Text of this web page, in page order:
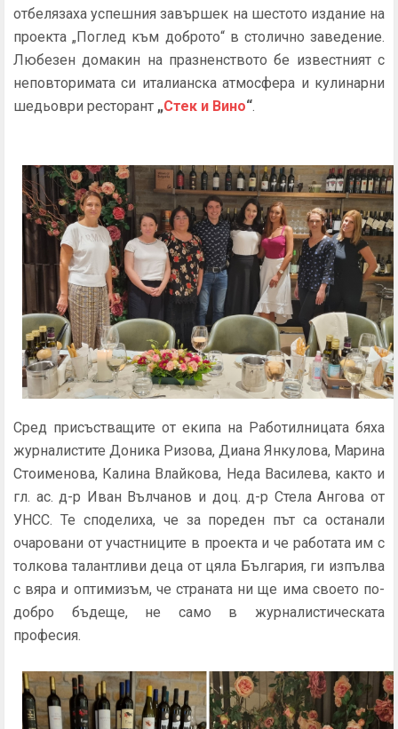
отбелязаха успешния завършек на шестото издание на
проекта„Поглед към доброто“в столично заведение.
Любезен домакин на празненството бе известният с
неповторимата си италианска атмосфера и кулинарни
шедьоври ресторант „Стек и Вино“.
Сред присъстващите от екипа на Работилницата бяха
журналистите Доника Ризова, Диана Янкулова, Марина
Стоименова, Калина Влайкова, Неда Василева, както и
гл. ас. д-р Иван Вълчанов и доц. д-р Стела Ангова от
УНСС. Те споделиха, че за пореден път са останали
очаровани от участниците в проекта и че работата им с
толкова талантливи деца от цяла България, ги изпълва
с вяра и оптимизъм, че страната ни ще има своето по-
добро бъдеще, не само в журналистическата
професия.